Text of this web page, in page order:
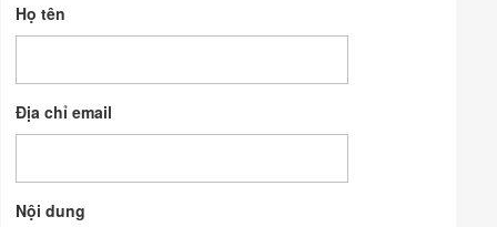
Họ tên
Địa chỉ email
Nội dung